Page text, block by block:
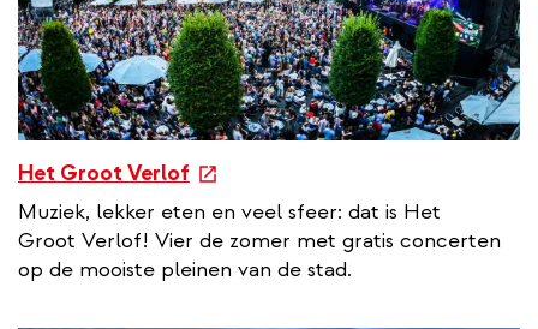
Het Groot Verlof
e
x
t
Muziek, lekker eten en veel sfeer: dat is Het
Groot Verlof! Vier de zomer met gratis concerten
op de mooiste pleinen van de stad.